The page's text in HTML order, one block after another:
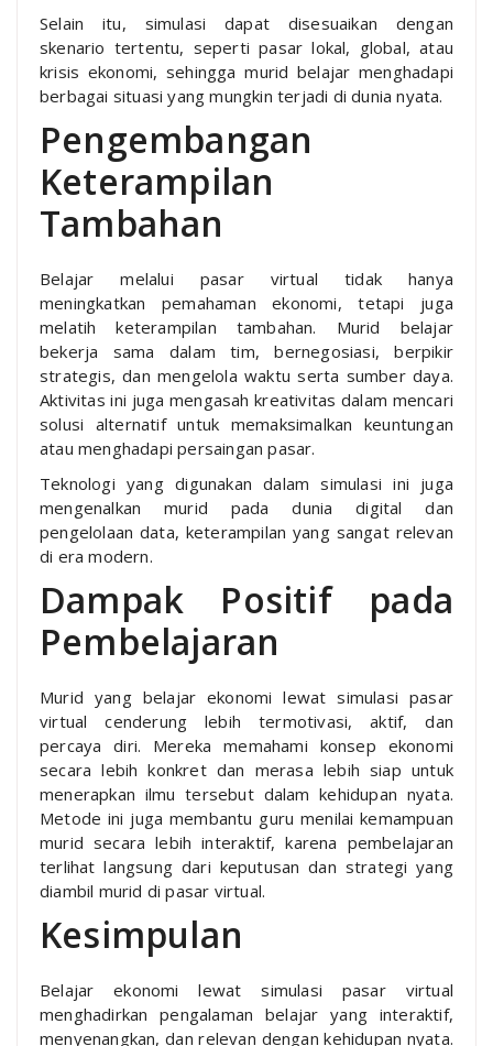
Selain itu, simulasi dapat disesuaikan dengan
skenario tertentu, seperti pasar lokal, global, atau
krisis ekonomi, sehingga murid belajar menghadapi
berbagai situasi yang mungkin terjadi di dunia nyata.
Pengembangan
Keterampilan
Tambahan
Belajar melalui pasar virtual tidak hanya
meningkatkan pemahaman ekonomi, tetapi juga
melatih keterampilan tambahan. Murid belajar
bekerja sama dalam tim, bernegosiasi, berpikir
strategis, dan mengelola waktu serta sumber daya.
Aktivitas ini juga mengasah kreativitas dalam mencari
solusi alternatif untuk memaksimalkan keuntungan
atau menghadapi persaingan pasar.
Teknologi yang digunakan dalam simulasi ini juga
mengenalkan murid pada dunia digital dan
pengelolaan data, keterampilan yang sangat relevan
di era modern.
Dampak Positif pada
Pembelajaran
Murid yang belajar ekonomi lewat simulasi pasar
virtual cenderung lebih termotivasi, aktif, dan
percaya diri. Mereka memahami konsep ekonomi
secara lebih konkret dan merasa lebih siap untuk
menerapkan ilmu tersebut dalam kehidupan nyata.
Metode ini juga membantu guru menilai kemampuan
murid secara lebih interaktif, karena pembelajaran
terlihat langsung dari keputusan dan strategi yang
diambil murid di pasar virtual.
Kesimpulan
Belajar ekonomi lewat simulasi pasar virtual
menghadirkan pengalaman belajar yang interaktif,
menyenangkan, dan relevan dengan kehidupan nyata.